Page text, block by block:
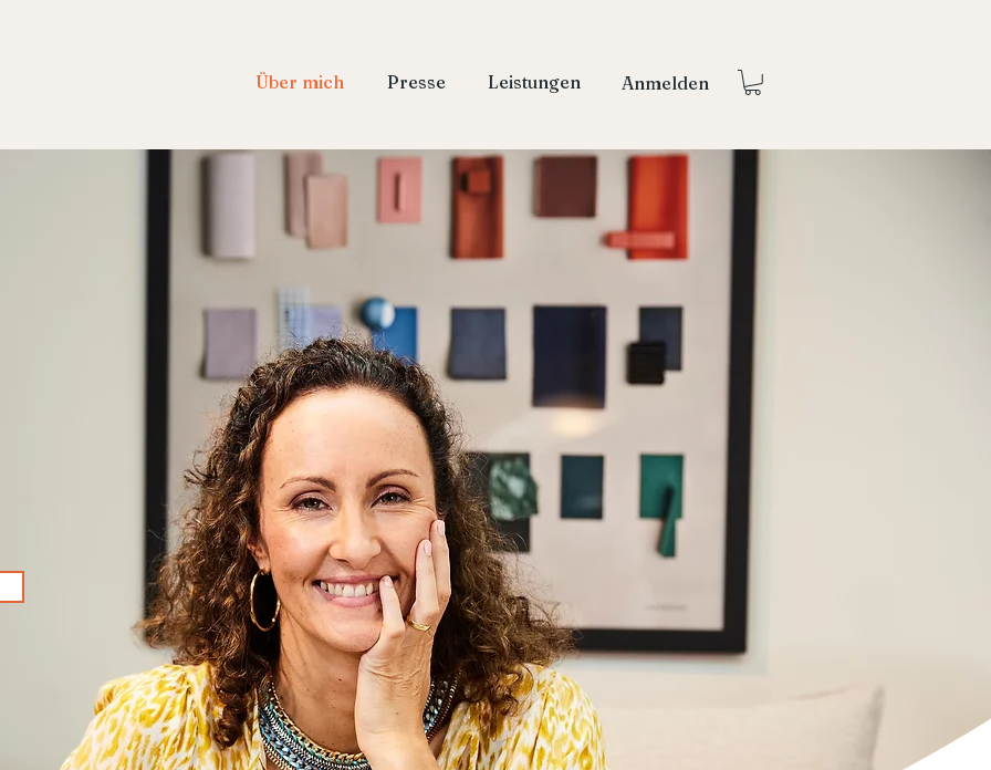
Über mich Presse Leistungen Anmelden